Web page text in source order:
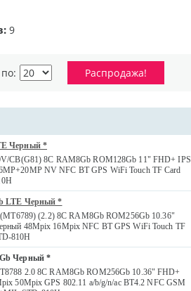
9
Распродажа!
Черный *
CB(G81) 8C RAM8Gb ROM128Gb 11" FHD+ IPS
NV NFC BT GPS WiFi Touch TF Card
LTE Черный *
(2.2) 8C RAM8Gb ROM256Gb 10.36"
48Mpix 16Mpix NFC BT GPS WiFi Touch TF
810H
Черный *
2.0 8С RAM8Gb ROM256Gb 10.36" FHD+
50Mpix GPS 802.11 a/b/g/n/ac BT4.2 NFC GSM